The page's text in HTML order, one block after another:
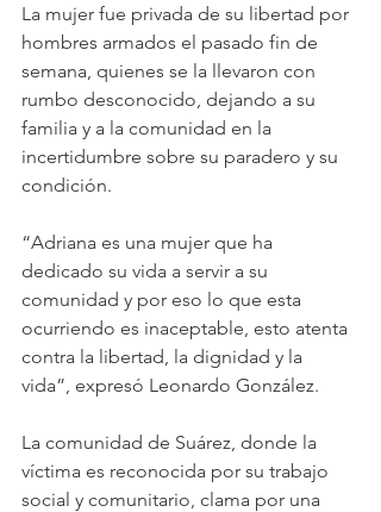
La mujer fue privada de su libertad por
hombres armados el pasado fin de
semana, quienes se la llevaron con
rumbo desconocido, dejando a su
familia y a la comunidad en la
incertidumbre sobre su paradero y su
condición.
“Adriana es una mujer que ha
dedicado su vida a servir a su
comunidad y por eso lo que esta
ocurriendo es inaceptable, esto atenta
contra la libertad, la dignidad y la
vida”, expresó Leonardo González.
La comunidad de Suárez, donde la
víctima es reconocida por su trabajo
social y comunitario, clama por una